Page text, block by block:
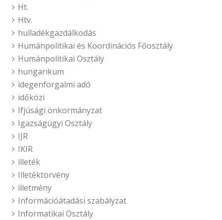
Ht.
Htv.
hulladékgazdálkodás
Humánpolitikai és Koordinációs Főosztály
Humánpolitikai Osztály
hungarikum
idegenforgalmi adó
időközi
Ifjúsági önkormányzat
Igazságügyi Osztály
IJR
IKIR
illeték
Illetéktörvény
illetmény
Információátadási szabályzat
Informatikai Osztály